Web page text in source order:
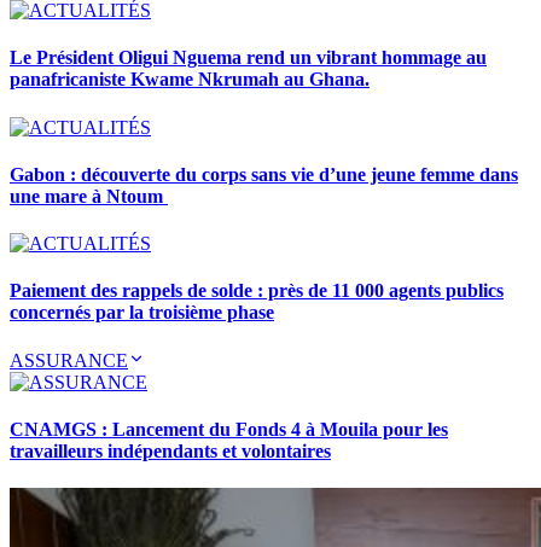
Le Président Oligui Nguema rend un vibrant hommage au
panafricaniste Kwame Nkrumah au Ghana.
Gabon : découverte du corps sans vie d’une jeune femme dans
une mare à Ntoum
Paiement des rappels de solde : près de 11 000 agents publics
concernés par la troisième phase
ASSURANCE
CNAMGS : Lancement du Fonds 4 à Mouila pour les
travailleurs indépendants et volontaires